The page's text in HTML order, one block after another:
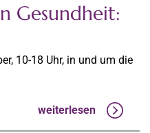
Gesundheit:
10-18 Uhr, in und um die
weiterlesen